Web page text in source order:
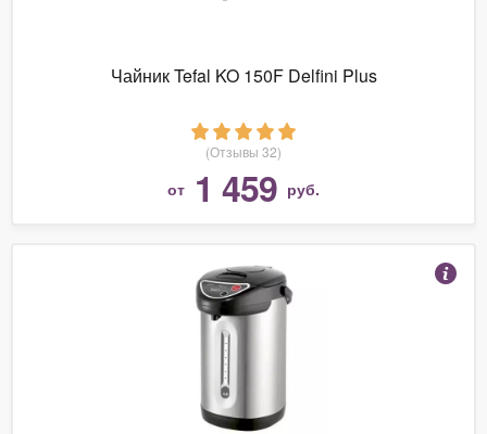
Чайник Tefal KO 150F Delfini Plus
(Отзывы 32)
от 1 459 руб.